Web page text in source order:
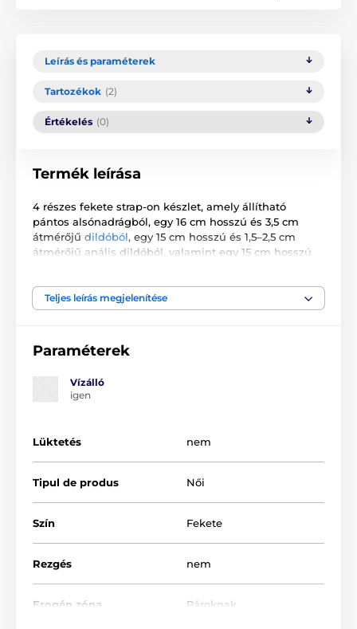
Leírás és paraméterek
Tartozékok (2)
Értékelés (0)
Termék leírása
4 részes fekete strap-on készlet, amely állítható
pántos alsónadrágból, egy 16 cm hosszú és 3,5 cm
átmérőjű dildóból, egy 15 cm hosszú és 1,5–2,5 cm
átmérőjű anális dildóból, valamint egy 15 cm hosszú
alkalmas.
Használati útmutató.
A termék a következő kategóriákba sorolt
NŐKNEK Csíptethető péniszek
Teljes leírás megjelenítése
Paraméterek
Vízálló
igen
Lüktetés nem
Tipul de produs Női
Szín Fekete
Rezgés nem
Erogén zóna Pároknak